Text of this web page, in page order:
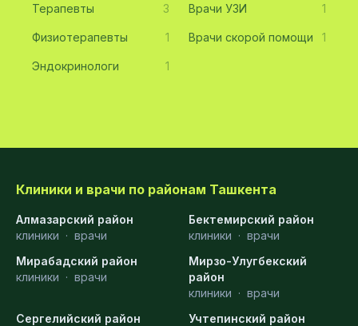
Терапевты 3 Врачи УЗИ 1
Физиотерапевты 1 Врачи скорой помощи 1
Эндокринологи 1
Клиники и врачи по районам Ташкента
Алмазарский район
клиники · врачи
Бектемирский район
клиники · врачи
Мирабадский район
клиники · врачи
Мирзо-Улугбекский
район
клиники · врачи
Сергелийский район
Учтепинский район